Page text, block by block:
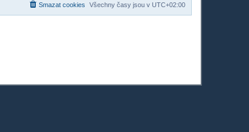
Všechny časy jsou v UTC+02:00
Smazat cookies